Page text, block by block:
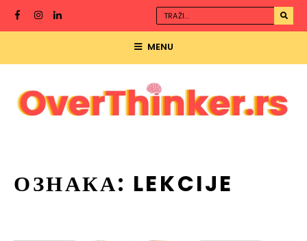
MENU
ОЗНАКА: LEKCIJE